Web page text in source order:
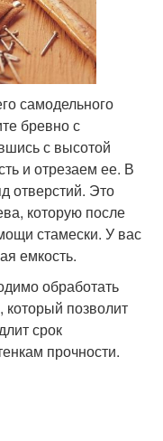
самодельного
бревно с
с высотой
и отрезаем ее. В
отверстий. Это
которую после
стамески. У вас
емкость.
обработать
позволит
срок
прочности.